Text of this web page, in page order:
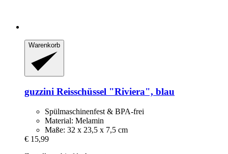
Warenkorb
guzzini Reisschüssel "Riviera", blau
Spülmaschinenfest & BPA-frei
Material: Melamin
Maße: 32 x 23,5 x 7,5 cm
€ 15,99